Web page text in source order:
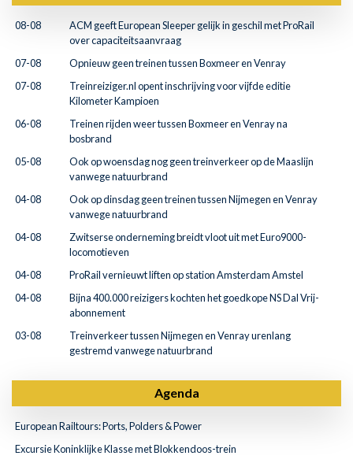
08-08
ACM geeft European Sleeper gelijk in geschil met ProRail
over capaciteitsaanvraag
07-08
Opnieuw geen treinen tussen Boxmeer en Venray
07-08
Treinreiziger.nl opent inschrijving voor vijfde editie
Kilometer Kampioen
06-08
Treinen rijden weer tussen Boxmeer en Venray na
bosbrand
05-08
Ook op woensdag nog geen treinverkeer op de Maaslijn
vanwege natuurbrand
04-08
Ook op dinsdag geen treinen tussen Nijmegen en Venray
vanwege natuurbrand
04-08
Zwitserse onderneming breidt vloot uit met Euro9000-
locomotieven
04-08
ProRail vernieuwt liften op station Amsterdam Amstel
04-08
Bijna 400.000 reizigers kochten het goedkope NS Dal Vrij-
abonnement
03-08
Treinverkeer tussen Nijmegen en Venray urenlang
gestremd vanwege natuurbrand
Agenda
European Railtours: Ports, Polders & Power
Excursie Koninklijke Klasse met Blokkendoos-trein